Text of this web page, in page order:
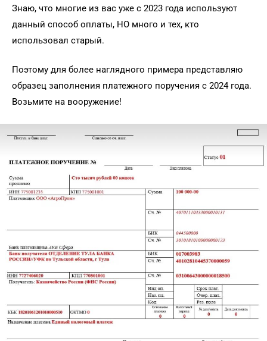
Знаю, что многие из вас уже с 2023 года используют
данный способ оплаты, НО много и тех, кто
использовал старый.
Поэтому для более наглядного примера представляю
образец заполнения платежного поручения с 2024 года.
Возьмите на вооружение!